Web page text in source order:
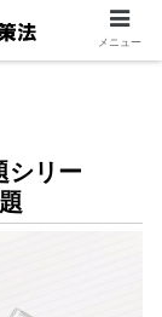
シリー
メニュー